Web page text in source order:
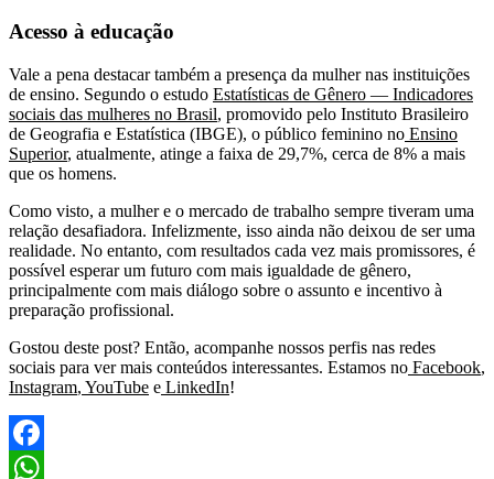
Acesso à educação
Vale a pena destacar também a presença da mulher nas instituições
de ensino. Segundo o estudo Estatísticas de Gênero — Indicadores
sociais das mulheres no Brasil, promovido pelo Instituto Brasileiro
de Geografia e Estatística (IBGE), o público feminino no Ensino
Superior, atualmente, atinge a faixa de 29,7%, cerca de 8% a mais
que os homens.
Como visto, a mulher e o mercado de trabalho sempre tiveram uma
relação desafiadora. Infelizmente, isso ainda não deixou de ser uma
realidade. No entanto, com resultados cada vez mais promissores, é
possível esperar um futuro com mais igualdade de gênero,
principalmente com mais diálogo sobre o assunto e incentivo à
preparação profissional.
Gostou deste post? Então, acompanhe nossos perfis nas redes
sociais para ver mais conteúdos interessantes. Estamos no Facebook,
Instagram, YouTube e LinkedIn!
Facebook